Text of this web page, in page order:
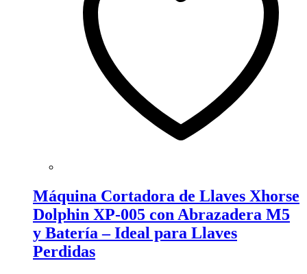
Máquina Cortadora de Llaves Xhorse
Dolphin XP-005 con Abrazadera M5
y Batería – Ideal para Llaves
Perdidas